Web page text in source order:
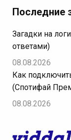
Последние
Загадки на
ответами)
08.08.2026
Как
(Спотифай
08.08.2026